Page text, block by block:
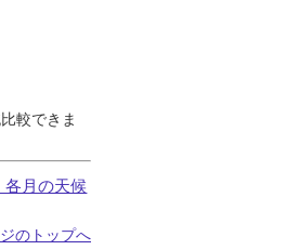
較できま
各月の天候
のトップへ